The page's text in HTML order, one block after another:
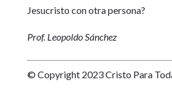
Jesucristo con otra persona?
Prof. Leopoldo Sánchez
© Copyright 2023 Cristo Para